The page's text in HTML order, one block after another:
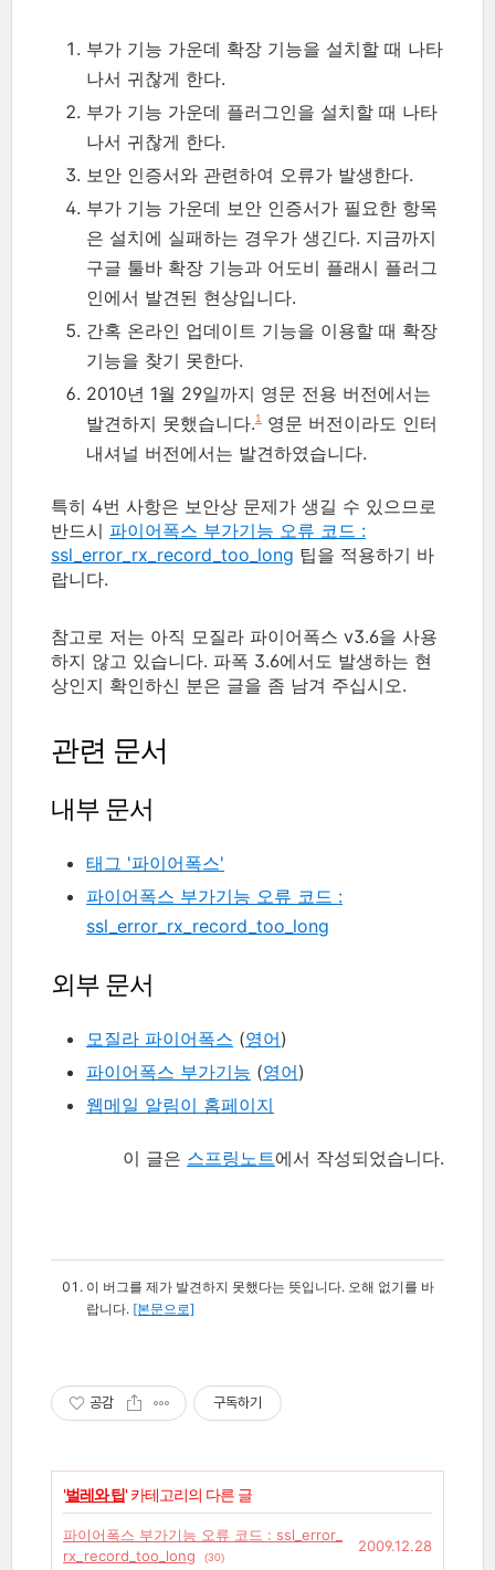
부가 기능 가운데 확장 기능을 설치할 때 나타
나서 귀찮게 한다.
부가 기능 가운데 플러그인을 설치할 때 나타
나서 귀찮게 한다.
보안 인증서와 관련하여 오류가 발생한다.
부가 기능 가운데 보안 인증서가 필요한 항목
은 설치에 실패하는 경우가 생긴다. 지금까지
구글 툴바 확장 기능과 어도비 플래시 플러그
인에서 발견된 현상입니다.
간혹 온라인 업데이트 기능을 이용할 때 확장
기능을 찾기 못한다.
2010년 1월 29일까지 영문 전용 버전에서는
발견하지 못했습니다.1
영문 버전이라도 인터
내셔널 버전에서는 발견하였습니다.
특히 4번 사항은 보안상 문제가 생길 수 있으므로
반드시 파이어폭스 부가기능 오류 코드 :
ssl_error_rx_record_too_long 팁을 적용하기 바
랍니다.
참고로 저는 아직 모질라 파이어폭스 v3.6을 사용
하지 않고 있습니다. 파폭 3.6에서도 발생하는 현
상인지 확인하신 분은 글을 좀 남겨 주십시오.
관련 문서
내부 문서
태그 '파이어폭스'
파이어폭스 부가기능 오류 코드 :
ssl_error_rx_record_too_long
외부 문서
모질라 파이어폭스 (영어)
파이어폭스 부가기능 (영어)
웹메일 알림이 홈페이지
이 글은 스프링노트에서 작성되었습니다.
이 버그를 제가 발견하지 못했다는 뜻입니다. 오해 없기를 바
랍니다. [본문으로]
공감 구독하기
'벌레와 팁' 카테고리의 다른 글
파이어폭스 부가기능 오류 코드 : ssl_error_
rx_record_too_long
(30)
2009.12.28